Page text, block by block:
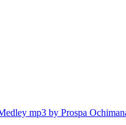
mp3 by Prospa